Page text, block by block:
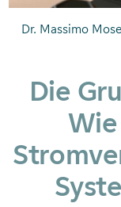
Dr. Massimo
Die